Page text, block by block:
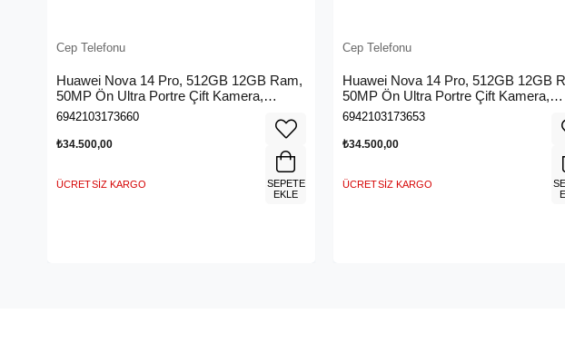
Cep Telefonu
Huawei Nova 14 Pro, 512GB 12GB Ram,
50MP Ön Ultra Portre Çift Kamera,
(HUAWEI Türkiye Garantili), Kristal Mavi
6942103173660
₺34.500,00
ÜCRETSIZ KARGO
SEPETE
EKLE
Cep Telefonu
Huawei Nova 14 Pro, 512GB 12GB
50MP Ön Ultra Portre Çift Kamera,
(HUAWEI Türkiye Garantili), Siyah
6942103173653
₺34.500,00
ÜCRETSIZ KARGO